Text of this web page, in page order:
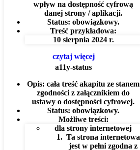
wpływ na dostępność cyfrową
danej strony / aplikacji.
Status: obowiązkowy.
Treść przykładowa:
10 sierpnia 2024 r.
czytaj więcej
a11y-status
Opis: cała treść akapitu ze stanem
zgodności z załącznikiem do
ustawy o dostępności cyfrowej.
Status: obowiązkowy.
Możliwe treści:
dla strony internetowej
Ta strona internetowa
jest w pełni zgodna z